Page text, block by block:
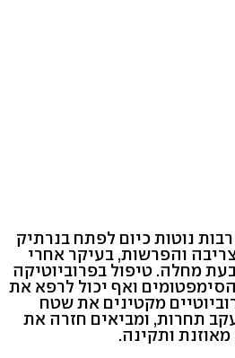
נוטות כיום לפתח בנרתיק
והפרשות, בעיקר אחרי
מחלה. טיפול בפרוביוטיקה
ואף יכול לרפא את
מקטינים את שטח
תחרות, ומביאים חזרה את
ותקינה.